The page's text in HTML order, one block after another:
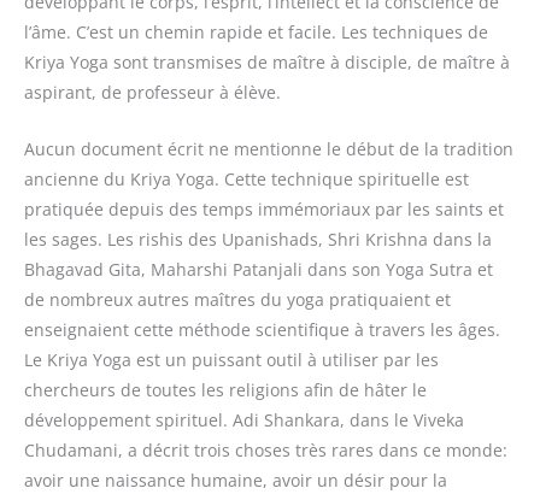
l’âme. C’est un chemin rapide et facile. Les techniques de
Kriya Yoga sont transmises de maître à disciple, de maître à
aspirant, de professeur à élève.
Aucun document écrit ne mentionne le début de la tradition
ancienne du Kriya Yoga. Cette technique spirituelle est
pratiquée depuis des temps immémoriaux par les saints et
les sages. Les rishis des Upanishads, Shri Krishna dans la
Bhagavad Gita, Maharshi Patanjali dans son Yoga Sutra et
de nombreux autres maîtres du yoga pratiquaient et
enseignaient cette méthode scientifique à travers les âges.
Le Kriya Yoga est un puissant outil à utiliser par les
chercheurs de toutes les religions afin de hâter le
développement spirituel. Adi Shankara, dans le Viveka
Chudamani, a décrit trois choses très rares dans ce monde:
avoir une naissance humaine, avoir un désir pour la